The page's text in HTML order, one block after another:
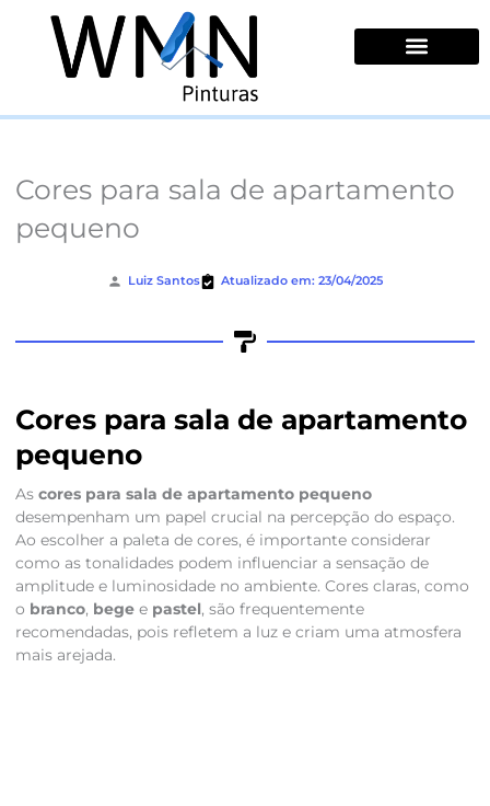
conteúdo
Cores para sala de apartamento
pequeno
Luiz Santos Atualizado em: 23/04/2025
Cores para sala de apartamento
pequeno
As cores para sala de apartamento pequeno
desempenham um papel crucial na percepção do espaço.
Ao escolher a paleta de cores, é importante considerar
como as tonalidades podem influenciar a sensação de
amplitude e luminosidade no ambiente. Cores claras, como
o branco, begee pastel, são frequentemente
recomendadas, pois refletem a luz e criam uma atmosfera
mais arejada.